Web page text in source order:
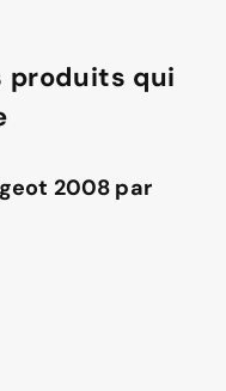
produits qui
2008 par